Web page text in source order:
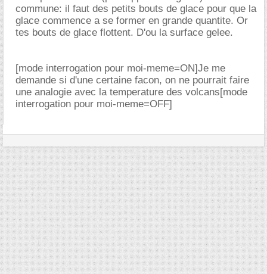
commune: il faut des petits bouts de glace pour que la
glace commence a se former en grande quantite. Or
tes bouts de glace flottent. D'ou la surface gelee.
[mode interrogation pour moi-meme=ON]Je me
demande si d'une certaine facon, on ne pourrait faire
une analogie avec la temperature des volcans[mode
interrogation pour moi-meme=OFF]